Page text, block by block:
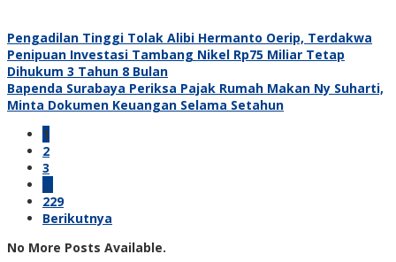
Pengadilan Tinggi Tolak Alibi Hermanto Oerip, Terdakwa
Penipuan Investasi Tambang Nikel Rp75 Miliar Tetap
Dihukum 3 Tahun 8 Bulan
Bapenda Surabaya Periksa Pajak Rumah Makan Ny Suharti,
Minta Dokumen Keuangan Selama Setahun
1
2
3
…
229
Berikutnya
No More Posts Available.